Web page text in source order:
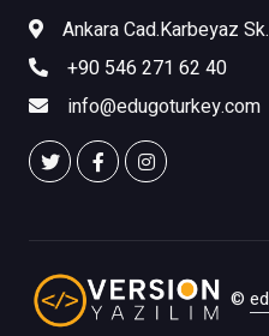
Ankara Cad.Karbeyaz
+90 546 271 62 40
info@edugoturkey.com
©